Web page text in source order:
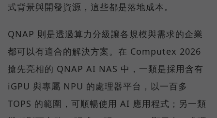
式背景與開發資源，這些都是落地成本。
QNAP 則是透過算力分級讓各規模與需求的企業
都可以有適合的解決方案。在 Computex 2026
搶先亮相的 QNAP AI NAS 中，一類是採用含有
iGPU 與專屬 NPU 的處理器平台，以一百多
TOPS 的範圍，可順暢使用 AI 應用程式；另一類